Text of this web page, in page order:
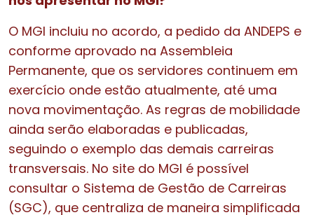
O MGI incluiu no acordo, a pedido da ANDEPS e
conforme aprovado na Assembleia
Permanente, que os servidores continuem em
exercício onde estão atualmente, até uma
nova movimentação. As regras de mobilidade
ainda serão elaboradas e publicadas,
seguindo o exemplo das demais carreiras
transversais. No site do MGI é possível
consultar o Sistema de Gestão de Carreiras
(SGC), que centraliza de maneira simplificada